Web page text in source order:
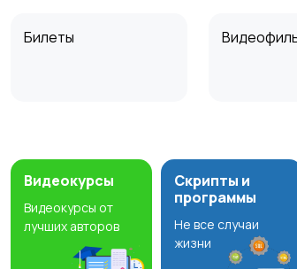
Билеты
творчества9
Видеокурсы
Видеокурсы от
лучших авторов
Скрипты и
программы
Не все случаи
жизни